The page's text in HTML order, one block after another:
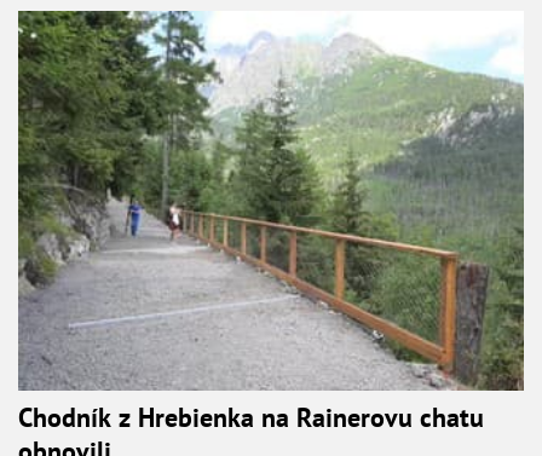
Chodník z Hrebienka na Rainerovu chatu